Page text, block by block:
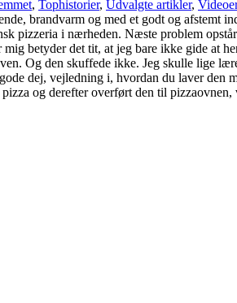
, Tophistorier, Udvalgte artikler,
brandvarm og med et godt og afstemt
i nærheden. Næste problem
betyder det tit, at jeg bare ikke gide at
Og den skuffede ikke. Jeg skulle lige
dej, vejledning i, hvordan du laver den
og derefter overført den til